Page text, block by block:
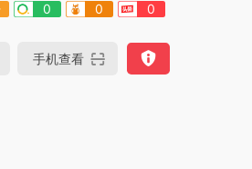
0 0 0
手机查看